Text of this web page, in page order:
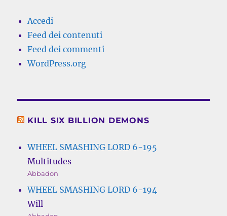
Accedi
Feed dei contenuti
Feed dei commenti
WordPress.org
KILL SIX BILLION DEMONS
WHEEL SMASHING LORD 6-195
Multitudes
Abbadon
WHEEL SMASHING LORD 6-194
Will